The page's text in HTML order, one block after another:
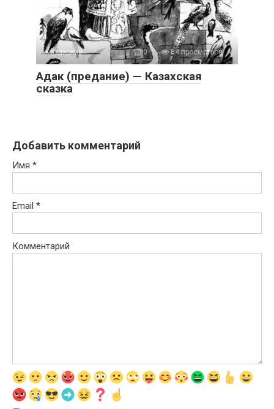
Казахские 0 84 просмотров
Адак (предание) — Казахская
сказка
Добавить комментарий
Имя *
Email *
Комментарий